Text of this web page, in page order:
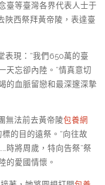
臺等臺灣各界代表人士于
陜西祭拜黃帝陵，表達臺
表現：“我們650萬的臺
天忘卻內陸。”情真意切
的血脈留戀和最深邃深摯
無法前去黃帝陵包養網
的目的遠祭。“向往故
時將周歲，特向告祭”祭
的愛國情懷。